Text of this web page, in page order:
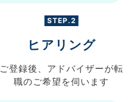
STEP.2
ヒアリング
ご登録後、 アドバイザーが転
職のご希望を伺います